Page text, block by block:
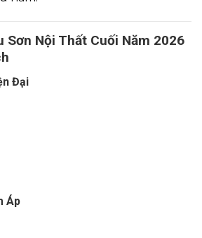
Sơn Nội Thất Cuối Năm 2026
Đại
Áp